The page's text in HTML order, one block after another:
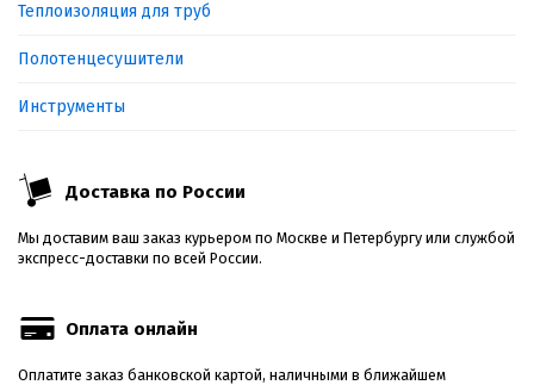
Теплоизоляция для труб
Полотенцесушители
Инструменты
Доставка по России
Мы доставим ваш заказ курьером по Москве и Петербургу или службой
экспресс-доставки по всей России.
Оплата онлайн
Оплатите заказ банковской картой, наличными в ближайшем